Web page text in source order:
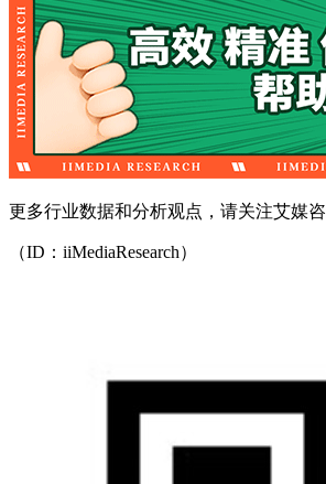
更多行业数据和分析观点，请关注艾媒
（ID：iiMediaResearch）